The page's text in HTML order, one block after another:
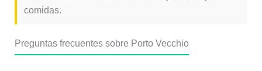
comidas.
Preguntas frecuentes sobre Porto Vecchio